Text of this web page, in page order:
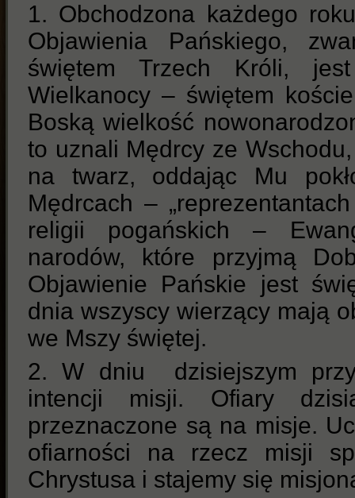
1. Obchodzona każdego
Objawienia Pańskiego,
świętem Trzech Króli,
Wielkanocy – świętem
Boską wielkość
to uznali Mędrcy ze
na twarz, oddając Mu
Mędrcach –
religii pogańskich –
narodów, które przyjmą
Objawienie Pańskie jest
dnia wszyscy wierzący mają
we Mszy świętej.
2. W dniu dzisiejszym
intencji misji. Ofiary
przeznaczone są na misje.
ofiarności na rzecz misji
Chrystusa i stajemy się